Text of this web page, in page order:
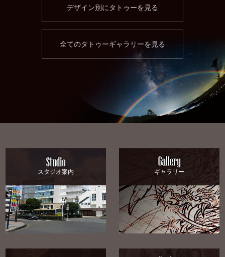
デザイン別にタトゥーを見る
全てのタトゥーギャラリーを見る
スタジオ案内 ギャラリー